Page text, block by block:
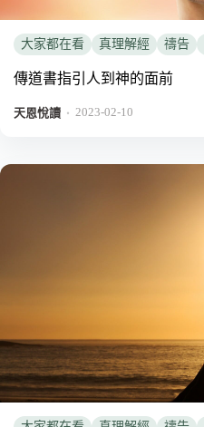
大家都在看 真理解經 禱告
傳道書指引人到神的面前
天恩悅讀 ． 2023-02-10